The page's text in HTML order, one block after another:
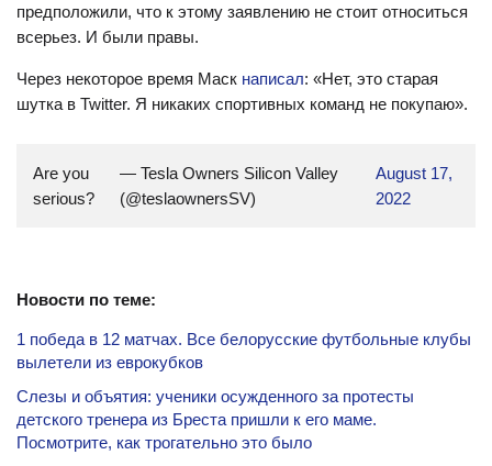
предположили, что к этому заявлению не стоит относиться
всерьез. И были правы.
Через некоторое время Маск написал: «Нет, это старая
шутка в Twitter. Я никаких спортивных команд не покупаю».
Are you
serious?
— Tesla Owners Silicon Valley
(@teslaownersSV)
August 17,
2022
Новости по теме:
1 победа в 12 матчах. Все белорусские футбольные клубы
вылетели из еврокубков
Слезы и объятия: ученики осужденного за протесты
детского тренера из Бреста пришли к его маме.
Посмотрите, как трогательно это было